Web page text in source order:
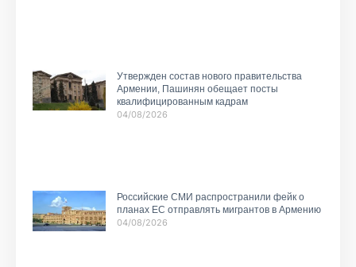
Утвержден состав нового правительства
Армении, Пашинян обещает посты
квалифицированным кадрам
04/08/2026
Российские СМИ распространили фейк о
планах ЕС отправлять мигрантов в Армению
04/08/2026